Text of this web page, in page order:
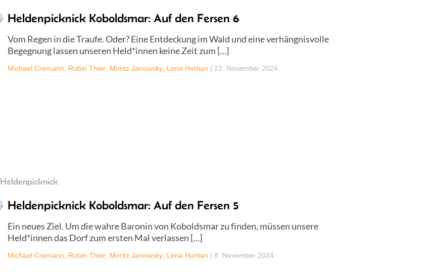
Heldenpicknick Koboldsmar: Auf den Fersen 6
Vom Regen in die Traufe. Oder? Eine Entdeckung im Wald und eine verhängnisvolle
Begegnung lassen unseren Held*innen keine Zeit zum […]
Michael Cremann Robin Thier Moritz Janowsky Lena Hortian | 22. November 2024
Heldenpicknick
Heldenpicknick Koboldsmar: Auf den Fersen 5
Ein neues Ziel. Um die wahre Baronin von Koboldsmar zu finden, müssen unsere
Held*innen das Dorf zum ersten Mal verlassen […]
Michael Cremann Robin Thier Moritz Janowsky Lena Hortian | 8. November 2024